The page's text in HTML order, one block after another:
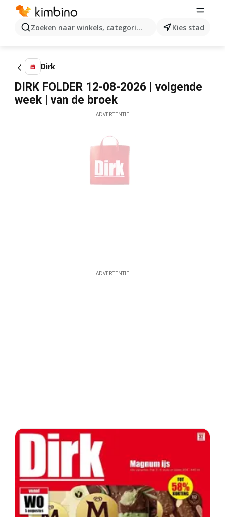
Zoeken naar winkels, categorieën, producten...
Kies stad
Dirk
DIRK FOLDER 12-08-2026 | volgende
week | van de broek
ADVERTENTIE
ADVERTENTIE